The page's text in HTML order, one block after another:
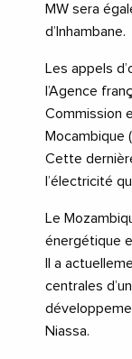
MW sera
d’Inhambane.
Les appels
l’Agence
Commission
Mocambique
Cette
l’électricité
Le
énergétique
Il a
centrales
Niassa.